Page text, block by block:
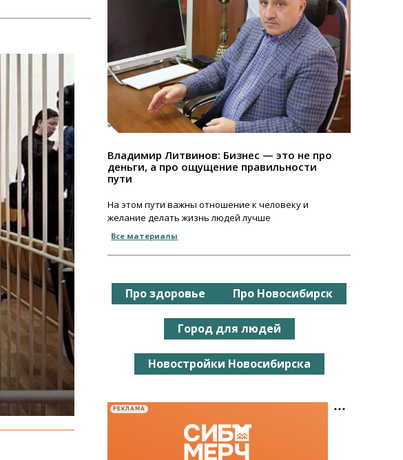
Владимир Литвинов: Бизнес — это не про
деньги, а про ощущение правильности
пути
На этом пути важны отношение к человеку и
желание делать жизнь людей лучше
Все материалы
Про здоровье Про Новосибирск
Город для людей
Новостройки Новосибирска
РЕКЛАМА